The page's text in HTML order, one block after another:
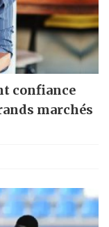
confiance
marchés